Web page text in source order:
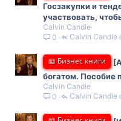
Госзакупки и
участвовать,
Calvin Candie
0
Calvin Candie
📖 Бизнес книги
богатом.
Calvin Candie
0
Calvin Candie